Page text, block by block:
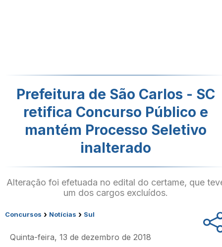
Prefeitura de São Carlos - SC
retifica Concurso Público e
mantém Processo Seletivo
inalterado
Alteração foi efetuada no edital do certame, que
um dos cargos excluídos.
Concursos › Notícias › Sul
Quinta-feira, 13 de dezembro de 2018